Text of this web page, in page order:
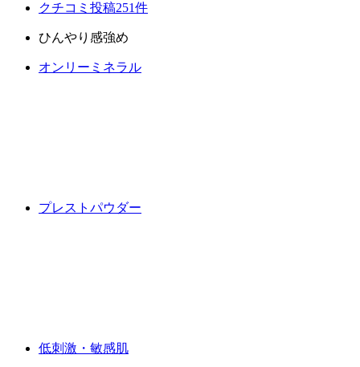
クチコミ投稿251件
ひんやり感強め
オンリーミネラル
プレストパウダー
低刺激・敏感肌